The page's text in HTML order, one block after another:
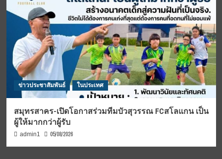
ข่าวประชาสัมพันธ์ ในประเทศ
สมุทรสาคร-เปิดโอกาสร่วมทีมบัวสุวรรณ FCสโลแกน เป็น
ผู้ให้มากกว่าผู้รับ
admin1 05/08/2026